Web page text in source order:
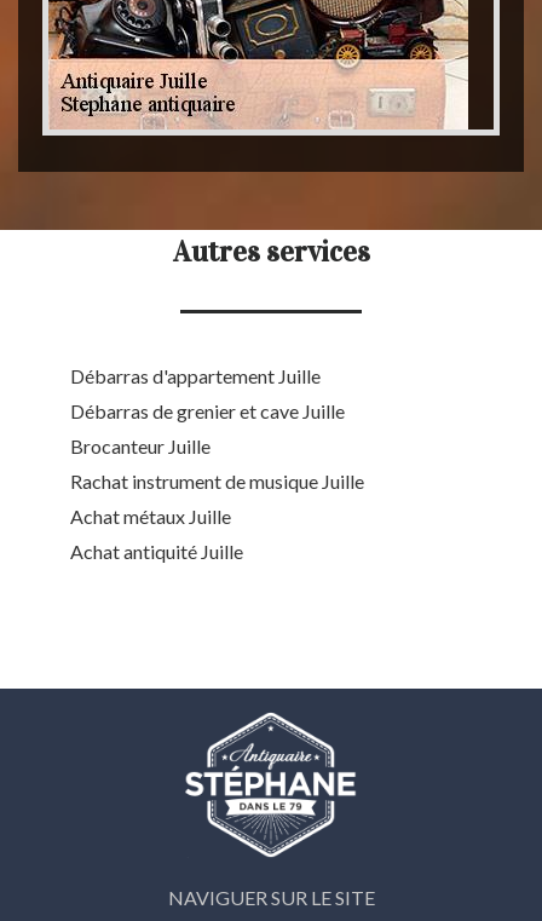
Autres services
Débarras d'appartement Juille
Débarras de grenier et cave Juille
Brocanteur Juille
Rachat instrument de musique Juille
Achat métaux Juille
Achat antiquité Juille
NAVIGUER SUR LE SITE